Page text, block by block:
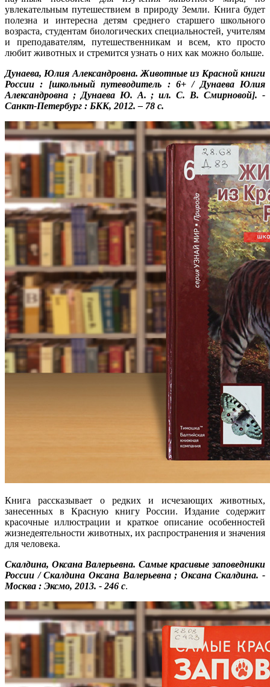
увлекательным путешествием в природу Земли. Книга будет
полезна и интересна детям среднего старшего школьного
возраста, студентам биологических специальностей, учителям
и преподавателям, путешественникам и всем, кто просто
любит животных и стремится узнать о них как можно больше.
Дунаева, Юлия Александровна. Животные из Красной книги
России : [школьный путеводитель : 6+ / Дунаева Юлия
Александровна ; Дунаева Ю. А. ; ил. С. В. Смирновой]. -
Санкт-Петербург : БКК, 2012. – 78 с.
Книга рассказывает о редких и исчезающих животных,
занесенных в Красную книгу России. Издание содержит
красочные иллюстрации и краткое описание особенностей
жизнедеятельности животных, их распространения и значения
для человека.
Скалдина, Оксана Валерьевна. Самые красивые заповедники
России / Скалдина Оксана Валерьевна ; Оксана Скалдина. -
Москва : Эксмо, 2013. - 246 с.